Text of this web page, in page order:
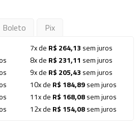
Boleto Pix
7x de R$ 264,13 sem juros
8x de R$ 231,11 sem juros
9x de R$ 205,43 sem juros
10x de R$ 184,89sem juros
11x de R$ 168,08sem juros
12x de R$ 154,08sem juros